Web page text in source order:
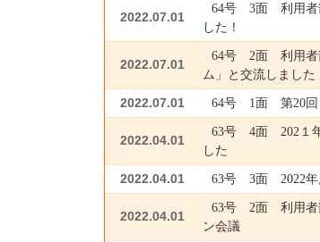
2022.07.01
64号 3面 利用者
した！
2022.07.01
64号 2面 利用者
ム」と交流しました
2022.07.01 64号 1面 第20回
2022.04.01
63号 4面 202１
した
2022.04.01 63号 3面 2022
2022.04.01
63号 2面 利用者
ン会議